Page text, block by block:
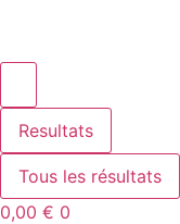
Resultats
Tous les résultats
0,00 € 0